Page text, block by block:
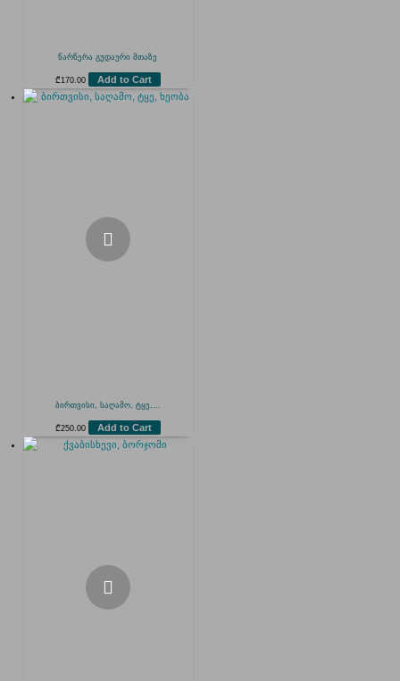
წარწერა გუდაური მთაზე
₾170.00 Add to Cart
ბირთვისი, საღამო, ტყე,...
₾250.00 Add to Cart